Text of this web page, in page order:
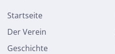
Startseite
Der Verein
Geschichte